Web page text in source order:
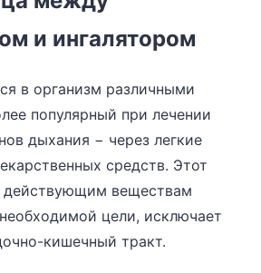
и ингалятором
в организм различными
популярный при лечении
дыхания − через легкие
средств. Этот
действующим веществам
цели, исключает
кишечный тракт.